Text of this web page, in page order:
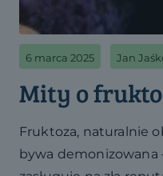
6 marca 2025 Jan
Mity o
Fruktoza, naturalnie
bywa demonizowana